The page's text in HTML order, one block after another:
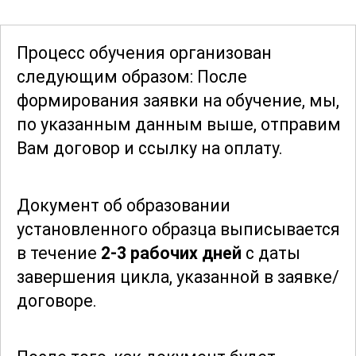
выполнением этих видов работ. Это
позволит не только обеспечить
безопасные условия труда, но и
предотвратить возможные аварийные
ситуации.
студенты смогут уверенно выполнять
все необходимые задачи по
обслуживанию производственного
оборудования, что сделает их
востребованными профессионалами на
Процесс обучения организован
следующим образом: После
формирования заявки на обучение, мы,
по указанным данным выше, отправим
Вам договор и ссылку на оплату.
Документ об образовании
установленного образца выписывается
в течение 2-3 рабочих дней с даты
завершения цикла, указанной в заявке/
договоре.